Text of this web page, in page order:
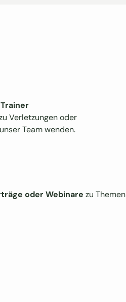
Verletzungen oder
Team wenden.
oder Webinare zu Themen